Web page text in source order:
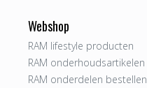
Webshop
RAM lifestyle producten
RAM onderhoudsartikelen
RAM onderdelen bestellen